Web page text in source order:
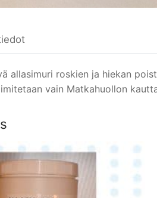
allasimuri roskien ja hiekan
vain Matkahuollon